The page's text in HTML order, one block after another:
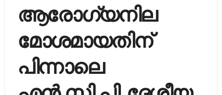
ആരോഗ്യനില
മോശമായതിന്
പിന്നാലെ